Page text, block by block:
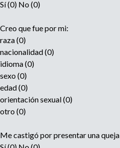
Sí (0) No (0)
Creo que fue por mi:
raza (0)
nacionalidad (0)
idioma (0)
sexo (0)
edad (0)
orientación sexual (0)
otro (0)
Me castigó por presentar una